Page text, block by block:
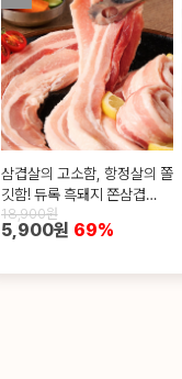
삼겹살의 고소함, 항정살의 쫄
깃함! 듀록 흑돼지 쫀삼겹
500g
18,900원
5,900원 69%